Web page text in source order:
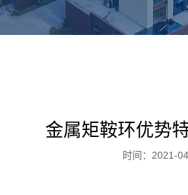
金属矩鞍环优势
时间：2021-